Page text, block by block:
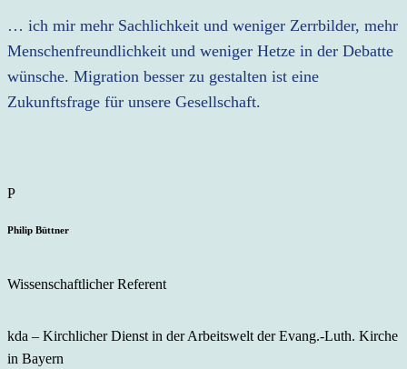
… ich mir mehr Sachlichkeit und weniger Zerrbilder, mehr
Menschenfreundlichkeit und weniger Hetze in der Debatte
wünsche. Migration besser zu gestalten ist eine
Zukunftsfrage für unsere Gesellschaft.
Philip Büttner
Wissenschaftlicher Referent
kda – Kirchlicher Dienst in der Arbeitswelt der Evang.-Luth. Kirche
in Bayern